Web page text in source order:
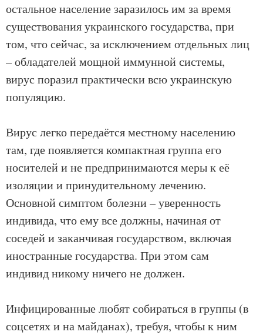
остальное население заразилось им за время
существования украинского государства, при
том, что сейчас, за исключением отдельных лиц
– обладателей мощной иммунной системы,
вирус поразил практически всю украинскую
популяцию.
Вирус легко передаётся местному населению
там, где появляется компактная группа его
носителей и не предпринимаются меры к её
изоляции и принудительному лечению.
Основной симптом болезни – уверенность
индивида, что ему все должны, начиная от
соседей и заканчивая государством, включая
иностранные государства. При этом сам
индивид никому ничего не должен.
Инфицированные любят собираться в группы (в
соцсетях и на майданах), требуя, чтобы к ним